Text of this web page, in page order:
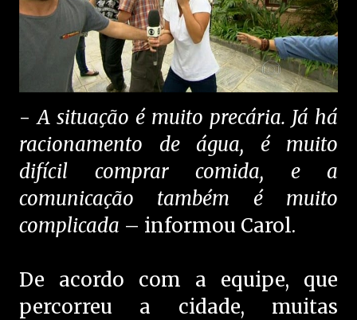
-A situação é muito precária. Já há
racionamento de água, é muito
difícil comprar comida, e a
comunicação também é muito
complicada – informou Carol.
De acordo com a equipe, que
percorreu a cidade, muitas